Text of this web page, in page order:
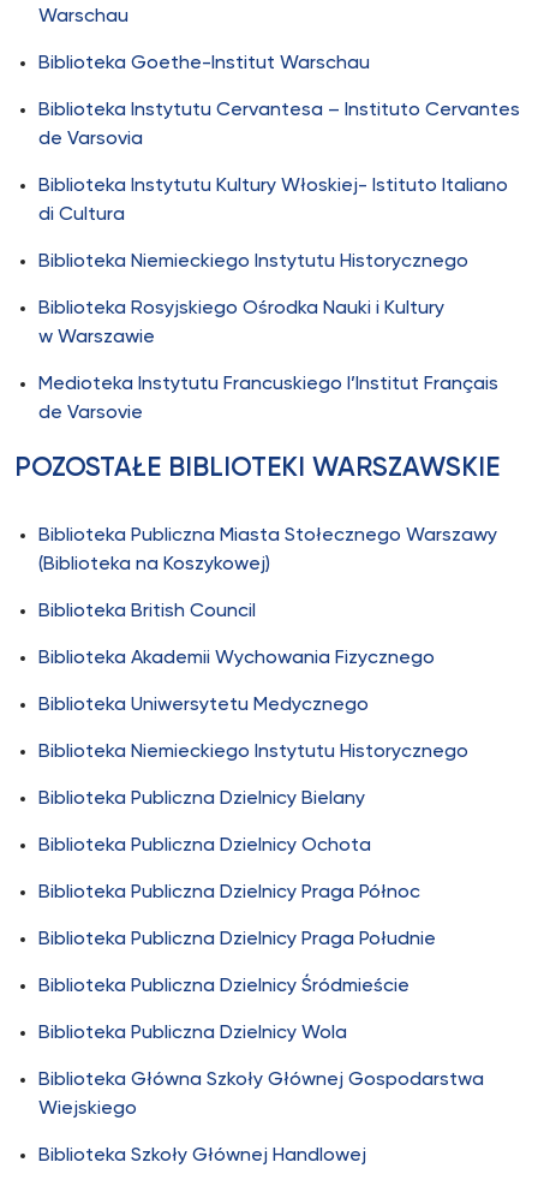
Warschau
Biblioteka Goethe-Institut Warschau
Biblioteka Instytutu Cervantesa – Instituto Cervantes
de Varsovia
Biblioteka Instytutu Kultury Włoskiej- Istituto Italiano
di Cultura
Biblioteka Niemieckiego Instytutu Historycznego
Biblioteka Rosyjskiego Ośrodka Nauki i Kultury
w Warszawie
Medioteka Instytutu Francuskiego l’Institut Français
de Varsovie
POZOSTAŁE BIBLIOTEKI WARSZAWSKIE
Biblioteka Publiczna Miasta Stołecznego Warszawy
(Biblioteka na Koszykowej)
Biblioteka British Council
Biblioteka Akademii Wychowania Fizycznego
Biblioteka Uniwersytetu Medycznego
Biblioteka Niemieckiego Instytutu Historycznego
Biblioteka Publiczna Dzielnicy Bielany
Biblioteka Publiczna Dzielnicy Ochota
Biblioteka Publiczna Dzielnicy Praga Północ
Biblioteka Publiczna Dzielnicy Praga Południe
Biblioteka Publiczna Dzielnicy Śródmieście
Biblioteka Publiczna Dzielnicy Wola
Biblioteka Główna Szkoły Głównej Gospodarstwa
Wiejskiego
Biblioteka Szkoły Głównej Handlowej